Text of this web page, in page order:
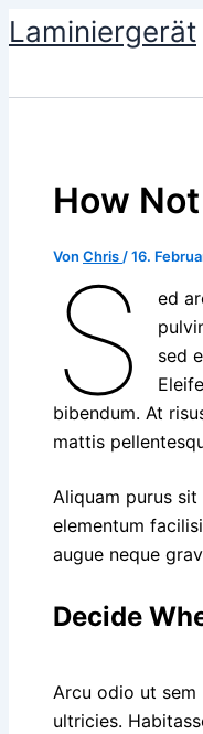
Zum
Inhalt
Laminiergerät
How
Von Chris /16.
S
ed
sed
bibendum. At
mattis
Aliquam purus
elementum
augue neque
Decide
Arcu odio ut
ultricies.